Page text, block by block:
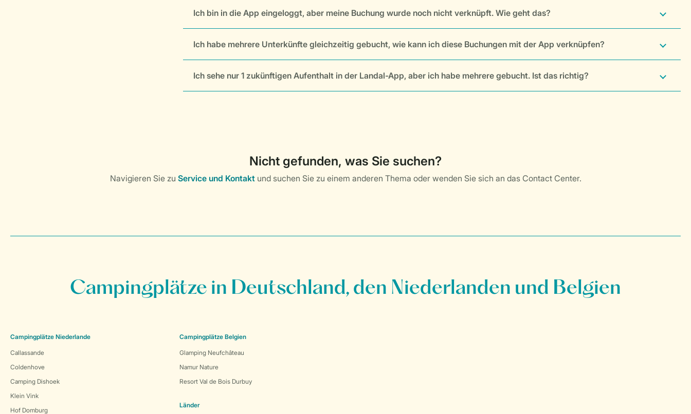
Ich bin in die App eingeloggt, aber meine Buchung wurde noch nicht verknüpft. Wie geht das?
Ich habe mehrere Unterkünfte gleichzeitig gebucht, wie kann ich diese Buchungen mit der App verknüpfen?
Ich sehe nur 1 zukünftigen Aufenthalt in der Landal-App, aber ich habe mehrere gebucht. Ist das richtig?
Campingplätze in Deutschland, den Niederlanden und Belgien
Campingplätze Niederlande
Callassande
Coldenhove
Camping Dishoek
Klein Vink
Hof Domburg
Campingplätze Belgien
Glamping Neufchâteau
Namur Nature
Resort Val de Bois Durbuy
Länder